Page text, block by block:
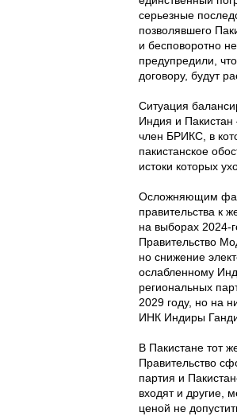
серьезные
позволявшего
и бесповоротно
предупредили,
договору, будут
Ситуация
Индия и Пакистан
член БРИКС, в
пакистанское
истоки которых
Осложняющим
правительства к
на выборах 2024-
Правительство
но снижение
ослабленному
региональных
2029 году, но на
ИНК Индиры
В Пакистане тот
Правительство
партия и
входят и другие,
ценой не